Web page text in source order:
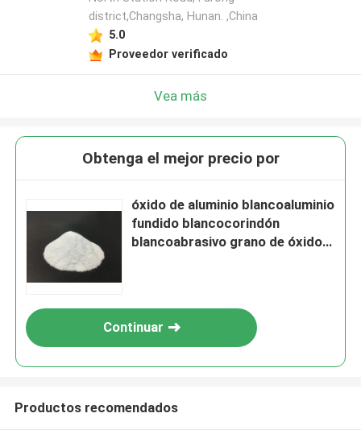
district,Changsha, Hunan. ,China
5.0
Proveedor verificado
Vea más
Obtenga el mejor precio por
óxido de aluminio blancoaluminio
fundido blancocorindón
blancoabrasivo grano de óxido
Continuar
Productos recomendados